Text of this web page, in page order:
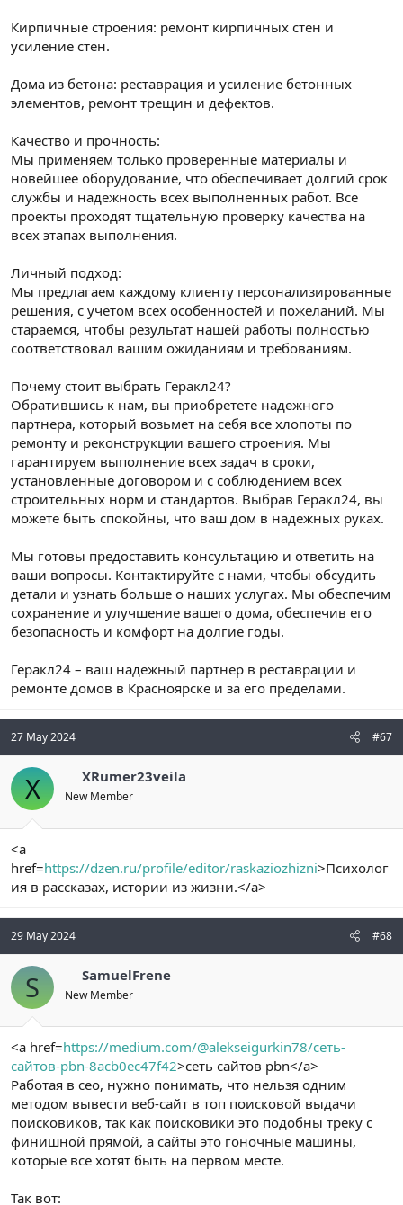
Кирпичные строения: ремонт кирпичных стен и
усиление стен.
Дома из бетона: реставрация и усиление бетонных
элементов, ремонт трещин и дефектов.
Качество и прочность:
Мы применяем только проверенные материалы и
новейшее оборудование, что обеспечивает долгий срок
службы и надежность всех выполненных работ. Все
проекты проходят тщательную проверку качества на
всех этапах выполнения.
Личный подход:
Мы предлагаем каждому клиенту персонализированные
решения, с учетом всех особенностей и пожеланий. Мы
стараемся, чтобы результат нашей работы полностью
соответствовал вашим ожиданиям и требованиям.
Почему стоит выбрать Геракл24?
Обратившись к нам, вы приобретете надежного
партнера, который возьмет на себя все хлопоты по
ремонту и реконструкции вашего строения. Мы
гарантируем выполнение всех задач в сроки,
установленные договором и с соблюдением всех
строительных норм и стандартов. Выбрав Геракл24, вы
можете быть спокойны, что ваш дом в надежных руках.
Мы готовы предоставить консультацию и ответить на
ваши вопросы. Контактируйте с нами, чтобы обсудить
детали и узнать больше о наших услугах. Мы обеспечим
сохранение и улучшение вашего дома, обеспечив его
безопасность и комфорт на долгие годы.
Геракл24 – ваш надежный партнер в реставрации и
ремонте домов в Красноярске и за его пределами.
27 May 2024 #67
X XRumer23veila
New Member
<a
href=https://dzen.ru/profile/editor/raskaziozhizni>Психолог
ия в рассказах, истории из жизни.</a>
29 May 2024 #68
S SamuelFrene
New Member
<a href=https://medium.com/@alekseigurkin78/сеть-
сайтов-pbn-8acb0ec47f42>сеть сайтов pbn</a>
Работая в сео, нужно понимать, что нельзя одним
методом вывести веб-сайт в топ поисковой выдачи
поисковиков, так как поисковики это подобны треку с
финишной прямой, а сайты это гоночные машины,
которые все хотят быть на первом месте.
Так вот: